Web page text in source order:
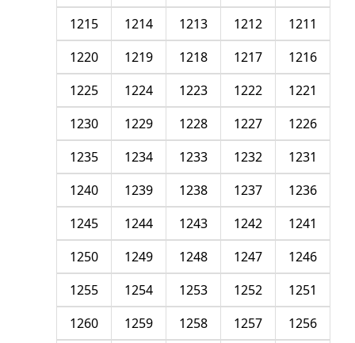
1211
1212
1213
1214
1215
1216
1217
1218
1219
1220
1221
1222
1223
1224
1225
1226
1227
1228
1229
1230
1231
1232
1233
1234
1235
1236
1237
1238
1239
1240
1241
1242
1243
1244
1245
1246
1247
1248
1249
1250
1251
1252
1253
1254
1255
1256
1257
1258
1259
1260